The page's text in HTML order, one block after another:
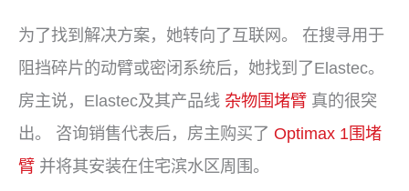
为了找到解决方案，她转向了互联网。 在搜寻用于
阻挡碎片的动臂或密闭系统后，她找到了Elastec。
房主说，Elastec及其产品线 杂物围堵臂 真的很突
出。 咨询销售代表后，房主购买了 Optimax 1围堵
臂 并将其安装在住宅滨水区周围。